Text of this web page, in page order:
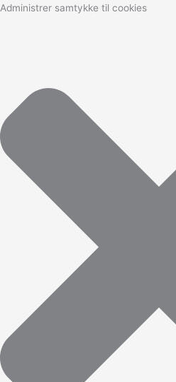
Administrer samtykke til cookies
Funktionsdygtig
Præferencer
Statistikker
Marketing